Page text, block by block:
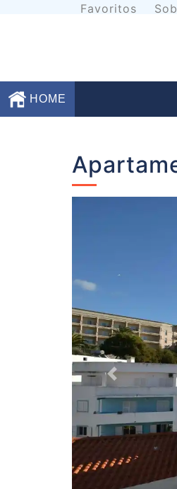
Favoritos
HOME
Condições
Testemunhos
Assessoria
Previous